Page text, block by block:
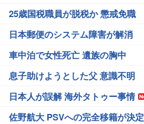
25歳国税職員が脱税か 懲戒免職
日本郵便のシステム障害が解消
車中泊で女性死亡 遺族の胸中
息子助けようとした父 意識不明
日本人が誤解 海外タトゥー事情
佐野航大 PSVへの完全移籍が決定